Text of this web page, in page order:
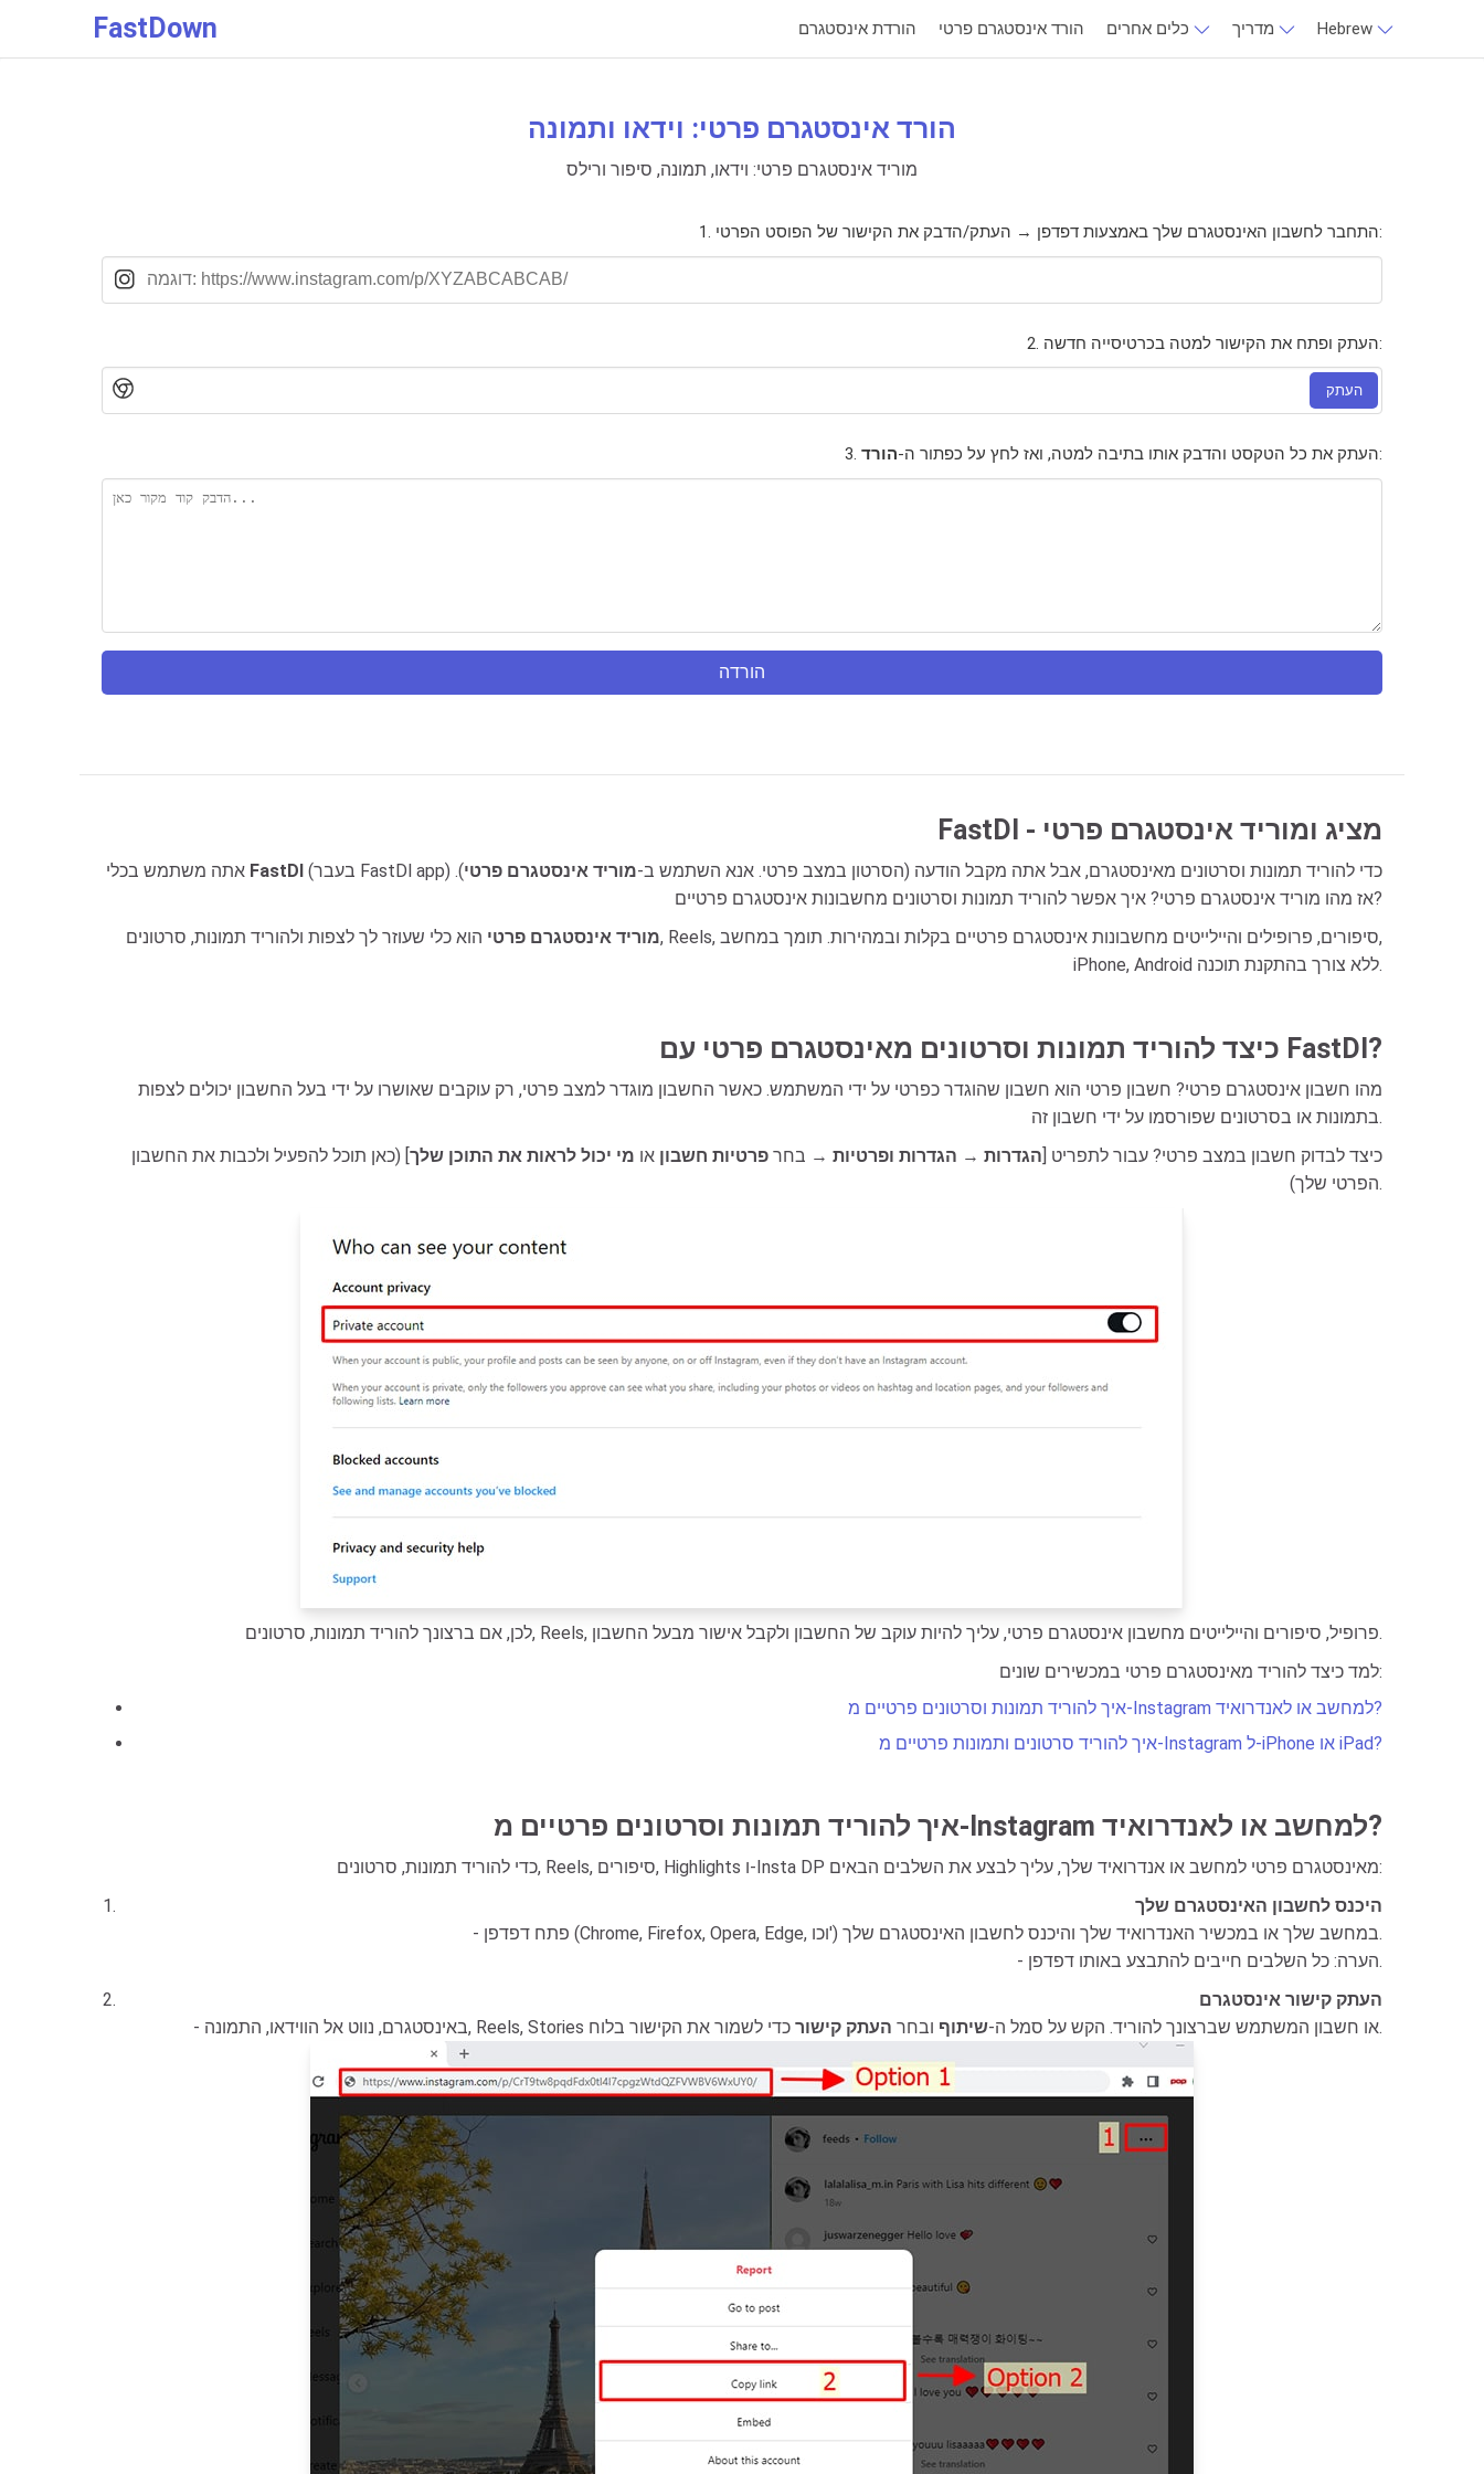
FastDown הורדת אינסטגרם הורד אינסטגרם פרטי Hebrew
הורד אינסטגרם פרטי: וידאו ותמונה
מוריד אינסטגרם פרטי: וידאו, תמונה, סיפור ורילס
1. התחבר לחשבון האינסטגרם שלך באמצעות דפדפן → העתק/הדבק את הקישור של הפוסט הפרטי:
2. העתק ופתח את הקישור למטה בכרטיסייה חדשה:
העתק
3. העתק את כל הטקסט והדבק אותו בתיבה למטה, ואז לחץ על כפתור ה-הורד :
הורדה
FastDl - מציג ומוריד אינסטגרם פרטי
FastDl (בעבר FastDl app) כדי להוריד תמונות וסרטונים מאינסטגרם, אבל אתה מקבל הודעה (הסרטון במצב פרטי. אנא השתמש ב-מוריד אינסטגרם פרטי).
אז מהו מוריד אינסטגרם פרטי? איך אפשר להוריד תמונות וסרטונים מחשבונות אינסטגרם פרטיים?
מוריד אינסטגרם פרטי הוא כלי שעוזר לך לצפות ולהוריד תמונות, סרטונים, Reels, סיפורים, פרופילים והיילייטים מחשבונות אינסטגרם פרטיים בקלות ובמהירות. תומך במחשב,
iPhone, Android ללא צורך בהתקנת תוכנה.
כיצד להוריד תמונות וסרטונים מאינסטגרם פרטי עם FastDl?
מהו חשבון אינסטגרם פרטי? חשבון פרטי הוא חשבון שהוגדר כפרטי על ידי המשתמש. כאשר החשבון מוגדר למצב פרטי, רק עוקבים שאושרו על ידי בעל החשבון יכולים לצפות
בתמונות או בסרטונים שפורסמו על ידי חשבון זה.
כיצד לבדוק חשבון במצב פרטי? עבור לתפריט [הגדרות → הגדרות ופרטיות → בחר פרטיות חשבון או מי יכול לראות את התוכן שלך] (כאן תוכל להפעיל ולכבות את החשבון
הפרטי שלך).
לכן, אם ברצונך להוריד תמונות, סרטונים, Reels, פרופיל, סיפורים והיילייטים מחשבון אינסטגרם פרטי, עליך להיות עוקב של החשבון ולקבל אישור מבעל החשבון.
למד כיצד להוריד מאינסטגרם פרטי במכשירים שונים:
איך להוריד תמונות וסרטונים פרטיים מ-Instagram למחשב או לאנדרואיד?
איך להוריד סרטונים ותמונות פרטיים מ-Instagram ל-iPhone או iPad?
איך להוריד תמונות וסרטונים פרטיים מ-Instagram למחשב או לאנדרואיד?
כדי להוריד תמונות, סרטונים, Reels, סיפורים, Highlights ו-Insta DP מאינסטגרם פרטי למחשב או אנדרואיד שלך, עליך לבצע את השלבים הבאים:
היכנס לחשבון האינסטגרם שלך
- פתח דפדפן (Chrome, Firefox, Opera, Edge, וכו') במחשב שלך או במכשיר האנדרואיד שלך והיכנס לחשבון האינסטגרם שלך.
- הערה: כל השלבים חייבים להתבצע באותו דפדפן.
העתק קישור אינסטגרם
- באינסטגרם, נווט אל הווידאו, התמונה, Reels, Stories או חשבון המשתמש שברצונך להוריד. הקש על סמל ה-שיתוף ובחר העתק קישור כדי לשמור את הקישור בלוח.